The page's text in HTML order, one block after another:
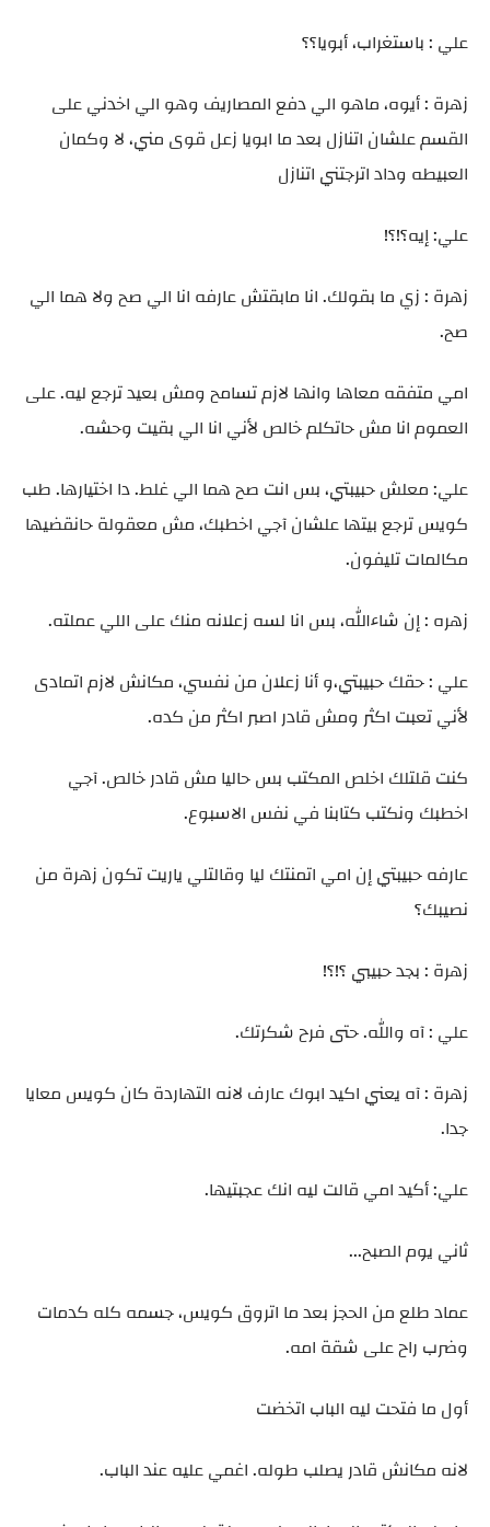
علي : باستغراب، أبويا؟؟
زهرة : أيوه، ماهو الي دفع المصاريف وهو الي اخدني على
القسم علشان اتنازل بعد ما ابويا زعل قوى مني، لا وكمان
العبيطه وداد اترجتني اتنازل
علي: إيه؟!؟!
زهرة : زي ما بقولك. انا مابقتش عارفه انا الي صح ولا هما الي
صح.
امي متفقه معاها وانها لازم تسامح ومش بعيد ترجع ليه. على
العموم انا مش حاتكلم خالص لأني انا الي بقيت وحشه.
علي: معلش حبيبتي، بس انت صح هما الي غلط. دا اختيارها. طب
كويس ترجع بيتها علشان آجي اخطبك، مش معقولة حانقضيها
مكالمات تليفون.
زهره : إن شاءالله، بس انا لسه زعلانه منك على اللي عملته.
علي : حقك حبيبتي،و أنا زعلان من نفسي، مكانش لازم اتمادى
لأني تعبت اكثر ومش قادر اصبر اكثر من كده.
كنت قلتلك اخلص المكتب بس حاليا مش قادر خالص. آجي
اخطبك ونكتب كتابنا في نفس الاسبوع.
عارفه حبيبتي إن امي اتمنتك ليا وقالتلي ياريت تكون زهرة من
نصيبك؟
زهرة : بجد حبيبي ؟!؟!
علي : آه والله. حتى فرح شكرتك.
زهرة : آه يعني اكيد ابوك عارف لانه التهاردة كان كويس معايا
جدا.
علي: أكيد امي قالت ليه انك عجبتيها.
ثاني يوم الصبح...
عماد طلع من الحجز بعد ما اتروق كويس، جسمه كله كدمات
وضرب راح على شقة امه.
أول ما فتحت ليه الباب اتخضت
لانه مكانش قادر يصلب طوله. اغمي عليه عند الباب.